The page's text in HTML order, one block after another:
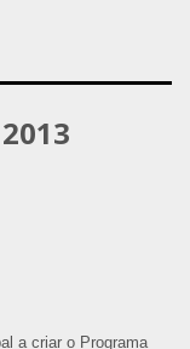
a criar o Programa